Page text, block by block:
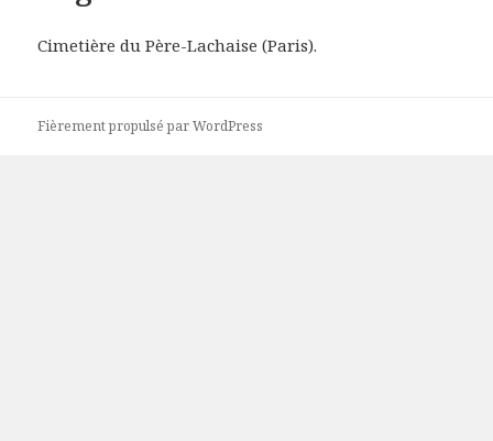
Cimetière du Père-Lachaise (Paris).
Fièrement propulsé par WordPress